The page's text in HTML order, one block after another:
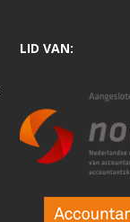
LID VAN: